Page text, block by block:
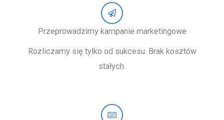
Przeprowadzimy kampanie marketingowe
Rozliczamy się tylko od sukcesu. Brak kosztów
stałych.